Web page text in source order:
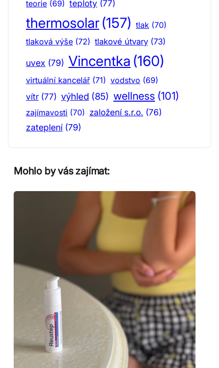
teorie (69) teploty (77)
thermosolar (157) tlak (70)
tlaková výše (72) tlakové útvary (73)
uvex (79) Vincentka (160)
virtuální kancelář (71) vodstvo (69)
vítr (77) výhled (85) wellness (101)
zajímavosti (70) založení s.r.o. (76)
zateplení (79)
Mohlo by vás zajímat: